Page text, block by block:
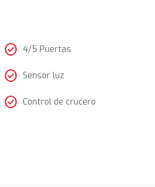
check_circle 4/5 Puertas
check_circle Sensor luz
check_circle Control de crucero